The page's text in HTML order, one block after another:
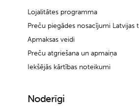
Lojalitātes programma
Preču piegādes nosacījumi Latvijas
Apmaksas veidi
Preču atgriešana un apmaiņa
Iekšējās kārtības noteikumi
Noderīgi